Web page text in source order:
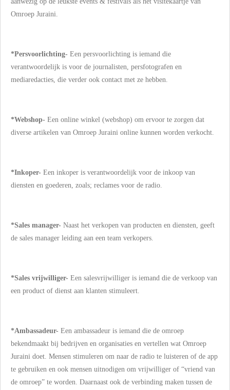
Omroep Juraini.
*Persvoorlichting- Een persvoorlichting is iemand die
verantwoordelijk is voor de journalisten, persfotografen en
mediaredacties, die verder ook contact met ze hebben.
*Webshop- Een online winkel (webshop) om ervoor te zorgen dat
diverse artikelen van Omroep Juraini online kunnen worden verkocht.
*Inkoper- Een inkoper is verantwoordelijk voor de inkoop van
diensten en goederen, zoals; reclames voor de radio.
*Sales manager- Naast het verkopen van producten en diensten, geeft
de sales manager leiding aan een team verkopers.
*Sales vrijwilliger- Een salesvrijwilliger is iemand die de verkoop van
een product of dienst aan klanten stimuleert.
*Ambassadeur- Een ambassadeur is iemand die de omroep
bekendmaakt bij bedrijven en organisaties en vertellen wat Omroep
Juraini doet. Mensen stimuleren om naar de radio te luisteren of de app
te gebruiken en ook mensen uitnodigen om vrijwilliger of “vriend van
de omroep” te worden. Daarnaast ook de verbinding maken tussen de